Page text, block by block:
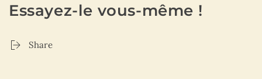
Essayez-le vous-même !
Share